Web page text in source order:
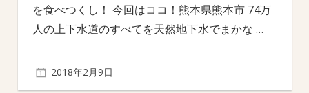
を食べつくし！ 今回はココ！熊本県熊本市 74万
人の上下水道のすべてを天然地下水でまかな …
2018年2月9日